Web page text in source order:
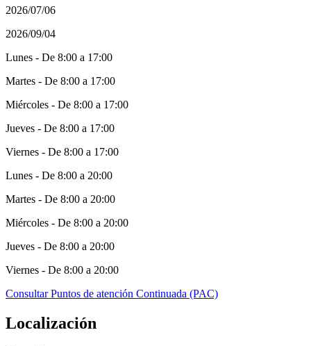
2026/07/06
2026/09/04
Lunes - De 8:00 a 17:00
Martes - De 8:00 a 17:00
Miércoles - De 8:00 a 17:00
Jueves - De 8:00 a 17:00
Viernes - De 8:00 a 17:00
Lunes - De 8:00 a 20:00
Martes - De 8:00 a 20:00
Miércoles - De 8:00 a 20:00
Jueves - De 8:00 a 20:00
Viernes - De 8:00 a 20:00
Consultar Puntos de atención Continuada (PAC)
Localización